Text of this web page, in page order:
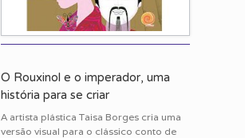
O Rouxinol e o imperador, uma
história para se criar
A artista plástica Taisa Borges cria uma
versão visual para o clássico conto de